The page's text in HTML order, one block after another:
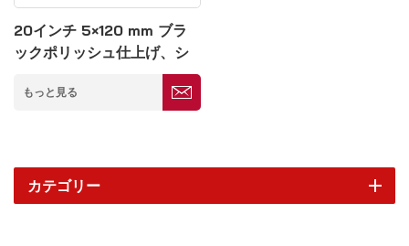
20インチ 5×120 mm ブラ
ックポリッシュ仕上げ、シ
ルバースポークの鍛造ホイ
ール
もっと見る
カテゴリー